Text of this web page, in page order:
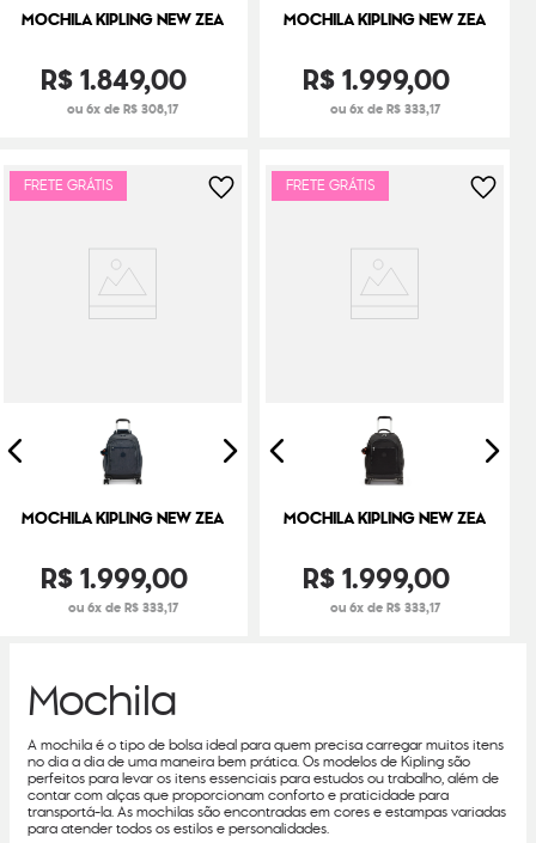
MOCHILA KIPLING NEW ZEA
R$1.849,00
ou 6x de R$ 308,17
MOCHILA KIPLING NEW ZEA
R$1.999,00
ou 6x de R$ 333,17
FRETE GRÁTIS
MOCHILA KIPLING NEW ZEA
R$1.999,00
ou 6x de R$ 333,17
FRETE GRÁTIS
MOCHILA KIPLING NEW ZEA
R$1.999,00
ou 6x de R$ 333,17
Mochila
A mochila é o tipo de bolsa ideal para quem precisa carregar muitos itens
no dia a dia de uma maneira bem prática. Os modelos de Kipling são
perfeitos para levar os itens essenciais para estudos ou trabalho, além de
contar com alças que proporcionam conforto e praticidade para
transportá-la. As mochilas são encontradas em cores e estampas variadas
para atender todos os estilos e personalidades.